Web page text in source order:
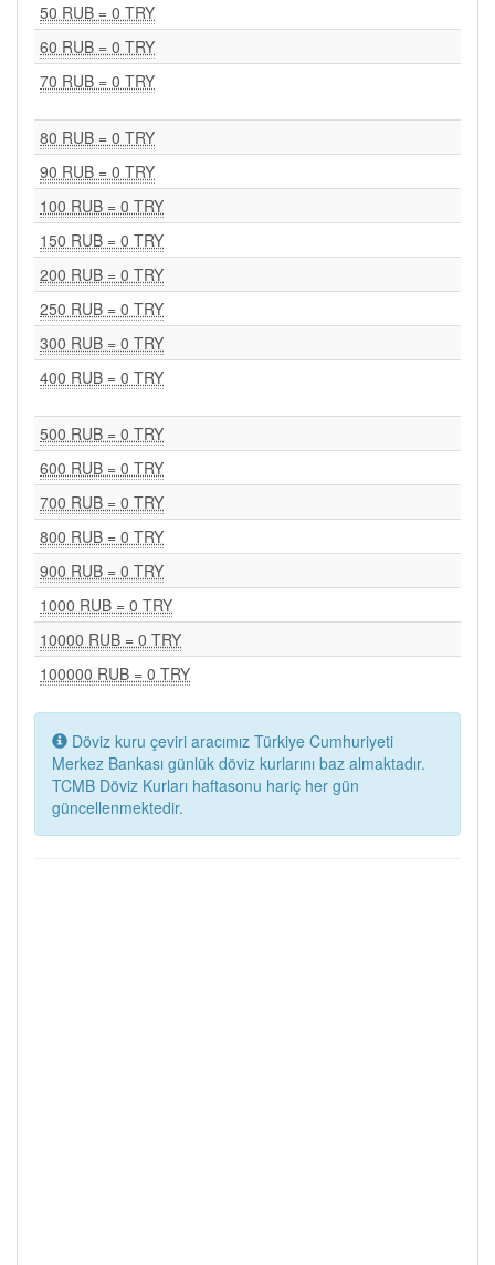
50 RUB = 0 TRY
60 RUB = 0 TRY
70 RUB = 0 TRY
80 RUB = 0 TRY
90 RUB = 0 TRY
100 RUB = 0 TRY
150 RUB = 0 TRY
200 RUB = 0 TRY
250 RUB = 0 TRY
300 RUB = 0 TRY
400 RUB = 0 TRY
500 RUB = 0 TRY
600 RUB = 0 TRY
700 RUB = 0 TRY
800 RUB = 0 TRY
900 RUB = 0 TRY
1000 RUB = 0 TRY
10000 RUB = 0 TRY
100000 RUB = 0 TRY
Döviz kuru çeviri aracımız Türkiye Cumhuriyeti
Merkez Bankası günlük döviz kurlarını baz almaktadır.
TCMB Döviz Kurları haftasonu hariç her gün
güncellenmektedir.